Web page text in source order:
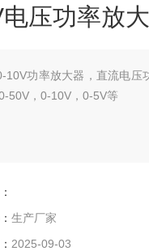
压功率放
10V功率放大器，直流电压
50V，0-10V，0-5V等
生产厂家
2025-09-03